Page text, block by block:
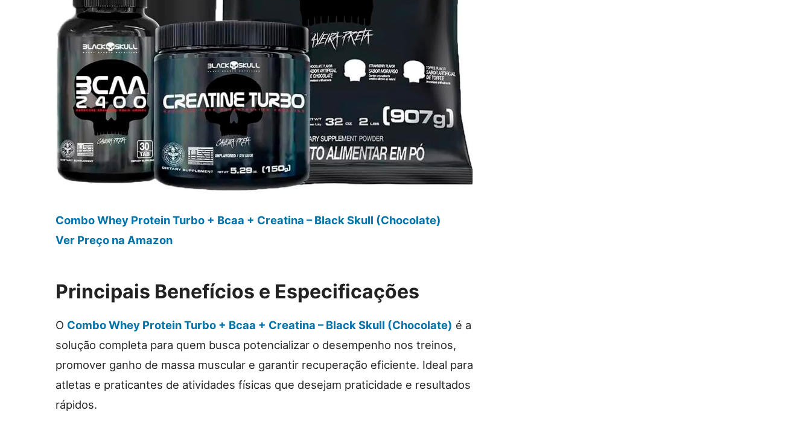
Combo Whey Protein Turbo + Bcaa + Creatina – Black Skull (Chocolate)
Ver Preço na Amazon
Principais Benefícios e Especificações
O Combo Whey Protein Turbo + Bcaa + Creatina – Black Skull (Chocolate) é a
solução completa para quem busca potencializar o desempenho nos treinos,
promover ganho de massa muscular e garantir recuperação eficiente. Ideal para
atletas e praticantes de atividades físicas que desejam praticidade e resultados
rápidos.